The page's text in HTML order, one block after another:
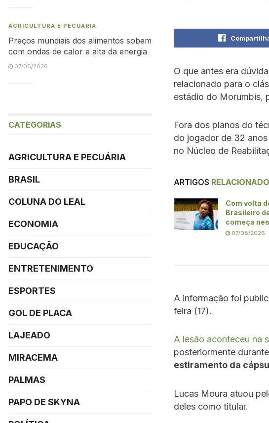
O que antes era
relacionado para o
estádio do Morumbis,
Fora dos planos do
do jogador de 32
no Núcleo de
ARTIGOS
Com volta
Brasileiro
começa
07/08/2026
A informação foi
feira (17).
A lesão aconteceu na
posteriormente
estiramento da
Lucas Moura atuou
deles como titular.
AGRICULTURA E PECUÁRIA
Preços mundiais dos alimentos sobem
com ondas de calor e alta da energia
07/08/2026
CATEGORIAS
AGRICULTURA E PECUÁRIA
BRASIL
COLUNA DO LEAL
ECONOMIA
EDUCAÇÃO
ENTRETENIMENTO
ESPORTES
GOL DE PLACA
LAJEADO
MIRACEMA
PALMAS
PAPO DE SKYNA